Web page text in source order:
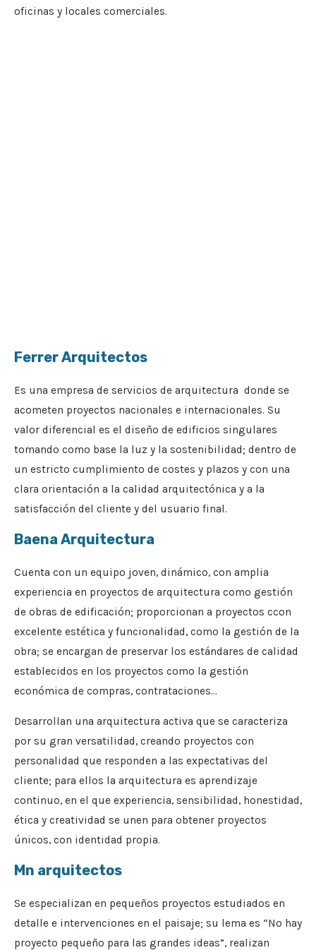
oficinas y locales comerciales.
Ferrer Arquitectos
Es una empresa de servicios de arquitectura donde se
acometen proyectos nacionales e internacionales. Su
valor diferencial es el diseño de edificios singulares
tomando como base la luz y la sostenibilidad; dentro de
un estricto cumplimiento de costes y plazos y con una
clara orientación a la calidad arquitectónica y a la
satisfacción del cliente y del usuario final.
Baena Arquitectura
Cuenta con un equipo joven, dinámico, con amplia
experiencia en proyectos de arquitectura como gestión
de obras de edificación; proporcionan a proyectos ccon
excelente estética y funcionalidad, como la gestión de la
obra; se encargan de preservar los estándares de calidad
establecidos en los proyectos como la gestión
económica de compras, contrataciones…
Desarrollan una arquitectura activa que se caracteriza
por su gran versatilidad, creando proyectos con
personalidad que responden a las expectativas del
cliente; para ellos la arquitectura es aprendizaje
continuo, en el que experiencia, sensibilidad, honestidad,
ética y creatividad se unen para obtener proyectos
únicos, con identidad propia.
Mn arquitectos
Se especializan en pequeños proyectos estudiados en
detalle e intervenciones en el paisaje; su lema es “No hay
proyecto pequeño para las grandes ideas”, realizan